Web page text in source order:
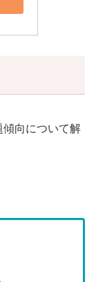
向について解